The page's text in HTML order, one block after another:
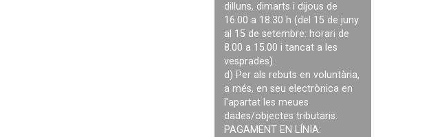
dilluns, dimarts i dijous de
16.00 a 18.30 h (del 15 de juny
al 15 de setembre: horari de
8.00 a 15.00 i tancat a les
vesprades).
d) Per als rebuts en voluntària,
a més, en seu electrònica en
l'apartat les meues
dades/objectes tributaris.
PAGAMENT EN LÍNIA: